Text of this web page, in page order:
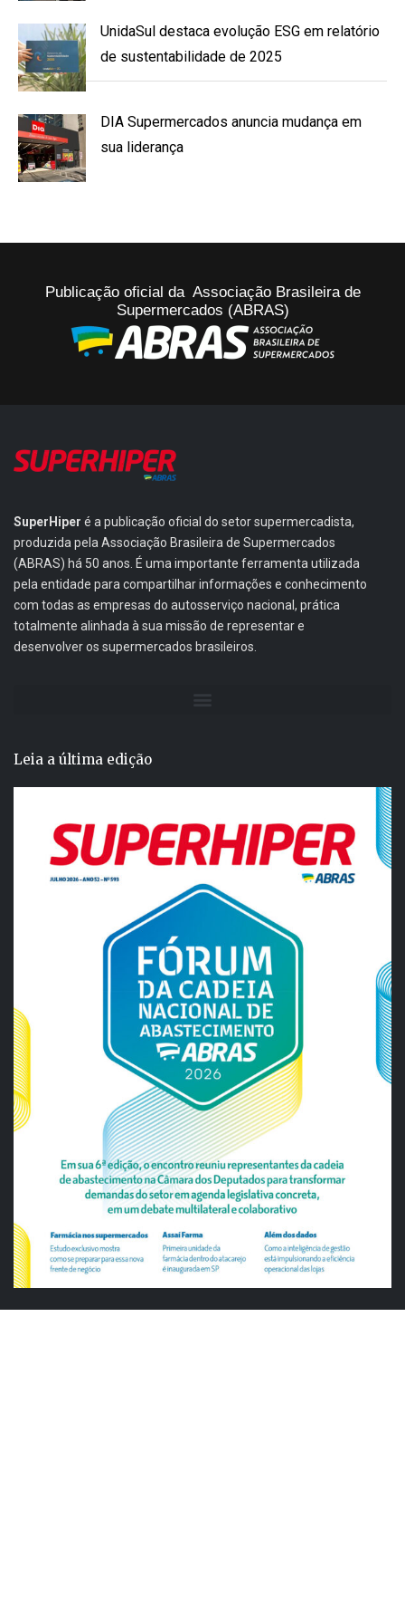
UnidaSul destaca evolução ESG em relatório
de sustentabilidade de 2025
DIA Supermercados anuncia mudança em
sua liderança
Publicação oficial da Associação Brasileira de
Supermercados (ABRAS)
SuperHiper é a publicação oficial do setor supermercadista,
produzida pela Associação Brasileira de Supermercados
(ABRAS) há 50 anos. É uma importante ferramenta utilizada
pela entidade para compartilhar informações e conhecimento
com todas as empresas do autosserviço nacional, prática
totalmente alinhada à sua missão de representar e
desenvolver os supermercados brasileiros.
Leia a última edição